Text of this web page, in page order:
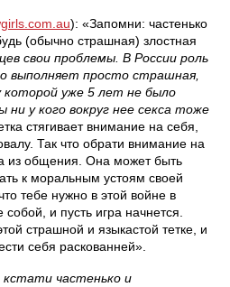
): «Запомни: частенько
(обычно страшная) злостная
свои проблемы. В России роль
выполняет просто страшная,
которой уже 5 лет не было
ни у кого вокруг нее секса тоже
стягивает внимание на себя,
Так что обрати внимание на
из общения. Она может быть
к моральным устоям своей
тебе нужно в этой войне в
и пусть игра начнется.
страшной и языкастой тетке, и
себя раскованней».
частенько и